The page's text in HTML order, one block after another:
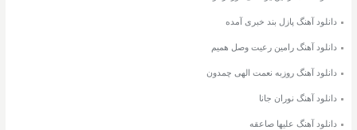
دانلود آهنگ پازل بند خبری آمده
دانلود آهنگ رامین رعیت وصل همیم
دانلود آهنگ روزبه نعمت الهی چمدون
دانلود آهنگ نوران جانا
دانلود آهنگ علیها صاعقه